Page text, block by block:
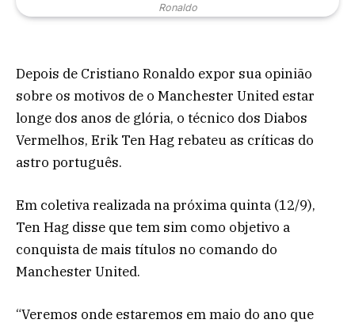
Ronaldo
Depois de Cristiano Ronaldo expor sua opinião
sobre os motivos de o Manchester United estar
longe dos anos de glória, o técnico dos Diabos
Vermelhos, Erik Ten Hag rebateu as críticas do
astro português.
Em coletiva realizada na próxima quinta (12/9),
Ten Hag disse que tem sim como objetivo a
conquista de mais títulos no comando do
Manchester United.
“Veremos onde estaremos em maio do ano que